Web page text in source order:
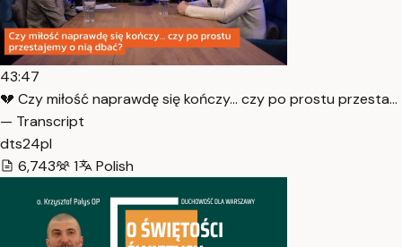
43:47
💔 Czy miłość naprawdę się kończy… czy po prostu przesta…
— Transcript
dts24pl
6,743
1 Polish